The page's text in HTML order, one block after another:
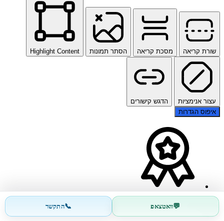
💬וואטצאפ 📞התקשר
שורת קריאה מסכת קריאה הסתר תמונות Highlight Content
עצור אנימציות
הדגש קישורים
איפוס הגדרות